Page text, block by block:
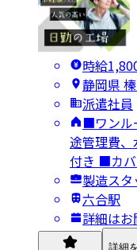
時給
静岡県
派遣社員
■ワンル
途管理費
付き ■カバ
製造ス
六合駅
詳細は
詳細